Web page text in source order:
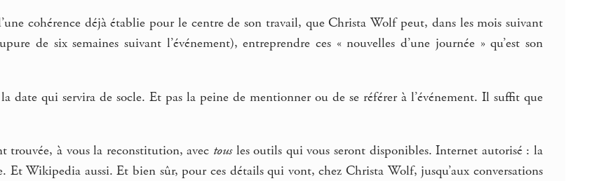
cohérence déjà établie pour le centre de son travail, que Christa Wolf peut, dans les mois suivant
de six semaines suivant l’événement), entreprendre ces « nouvelles d’une journée » qu’est son
date qui servira de socle. Et pas la peine de mentionner ou de se référer à l’événement. Il suffit que
trouvée, à vous la reconstitution, avec tousles outils qui vous seront disponibles. Internet autorisé : la
Et Wikipedia aussi. Et bien sûr, pour ces détails qui vont, chez Christa Wolf, jusqu’aux conversations